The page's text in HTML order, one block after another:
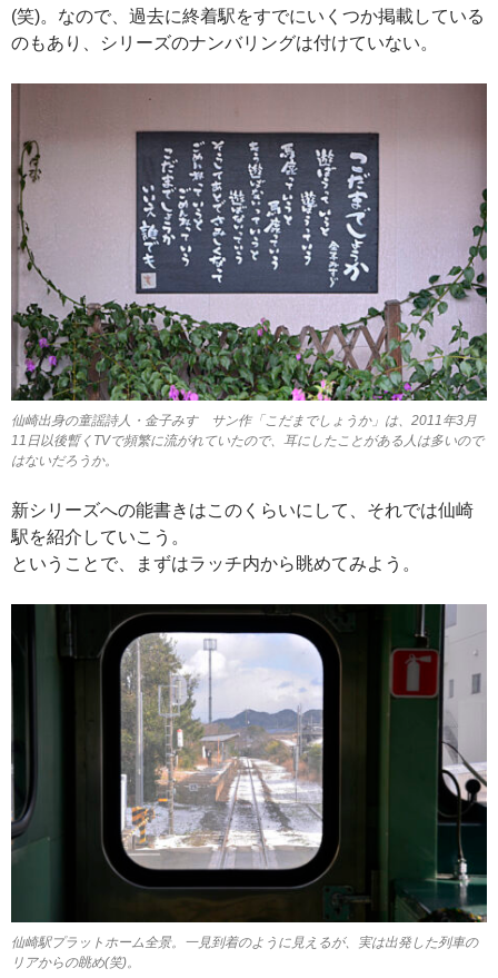
(笑)。なので、過去に終着駅をすでにいくつか掲載している
のもあり、シリーズのナンバリングは付けていない。
仙崎出身の童謡詩人・金子みすゞサン作「こだまでしょうか」は、2011年3月
11日以後暫くTVで頻繁に流がれていたので、耳にしたことがある人は多いので
はないだろうか。
新シリーズへの能書きはこのくらいにして、それでは仙崎
駅を紹介していこう。
ということで、まずはラッチ内から眺めてみよう。
仙崎駅プラットホーム全景。一見到着のように見えるが、実は出発した列車の
リアからの眺め(笑)。